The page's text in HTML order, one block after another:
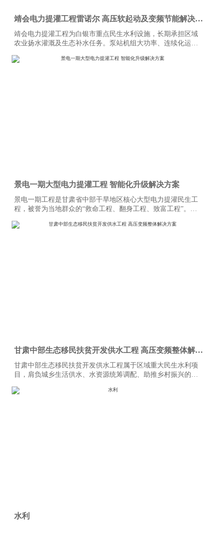
靖会电力提灌工程雷诺尔 高压软起动及变频节能解决方
案
靖会电力提灌工程为白银市重点民生水利设施，长期承担区域
农业扬水灌溉及生态补水任务。泵站机组大功率、连续化运行
苛。本项目全域规模化应用上海雷诺尔高压产品，目前现场部
景电一期大型电力提灌工程 智能化升级解决方案
景电一期工程是甘肃省中部干旱地区核心大型电力提灌民生工
程，被誉为当地群众的“救命工程、翻身工程、致富工程”。工
决区域干旱缺水难题，打破地理输水限制，实现“水往高处
甘肃中部生态移民扶贫开发供水工程 高压变频整体解决
方案
甘肃中部生态移民扶贫开发供水工程属于区域重大民生水利项
目，肩负城乡生活供水、水资源统筹调配、助推乡村振兴的关
备稳定性、调度智能化、节能降耗、安全防护有着严苛标准。
水利